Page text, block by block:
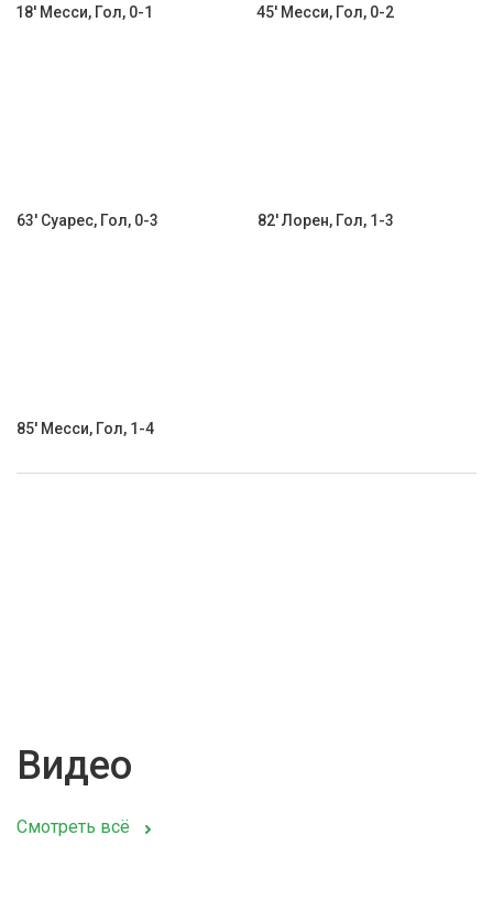
18' Месси, Гол, 0-1 45' Месси, Гол, 0-2
63' Суарес, Гол, 0-3 82' Лорен, Гол, 1-3
85' Месси, Гол, 1-4
Видео
Смотреть всё